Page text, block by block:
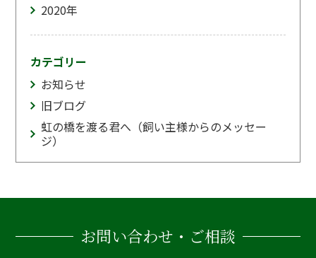
2020年
カテゴリー
お知らせ
旧ブログ
虹の橋を渡る君へ（飼い主様からのメッセー
ジ）
お問い合わせ・ご相談